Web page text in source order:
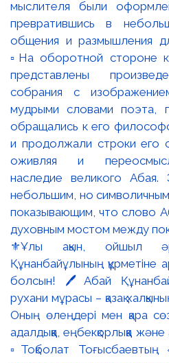
Выставка, которая
⚜️Сегодня в Национальном
Абылхана Кастеева
тур по выставке «Город и
Шороховых». 🔹И это был
с участниками
Иванович Шорохов —